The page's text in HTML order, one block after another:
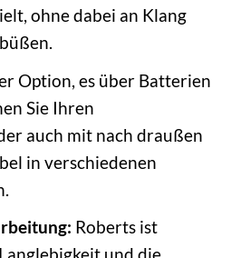
ohne dabei an Klang
Option, es über Batterien
Sie Ihren
auch mit nach draußen
in verschiedenen
Roberts ist